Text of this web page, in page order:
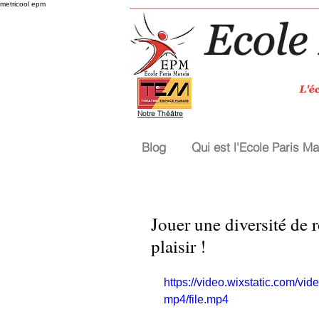
metricool epm
Notre Théâtre
Blog Qui est l'Ecole Paris
Jouer une diversité de
plaisir !
https://video.wixstatic.com/
mp4/file.mp4